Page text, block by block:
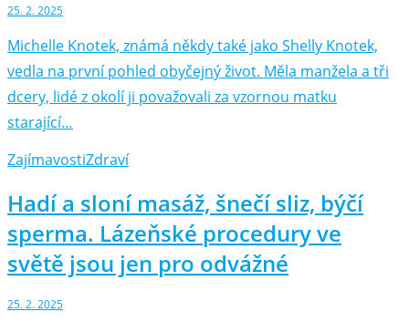
25. 2. 2025
Michelle Knotek, známá někdy také jako Shelly Knotek,
vedla na první pohled obyčejný život. Měla manžela a tři
dcery, lidé z okolí ji považovali za vzornou matku
starající…
ZajímavostiZdraví
Hadí a sloní masáž, šnečí sliz, býčí
sperma. Lázeňské procedury ve
světě jsou jen pro odvážné
25. 2. 2025